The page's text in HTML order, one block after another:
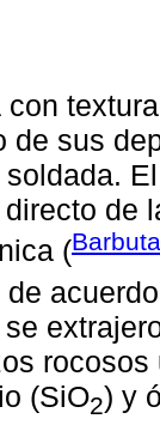
de sus
de
(
de
(SiO2) y